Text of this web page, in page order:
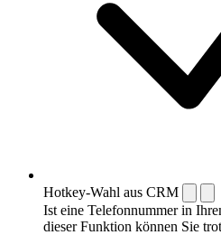
Hotkey-Wahl aus CRM
Ist eine Telefonnummer in
dieser Funktion können Sie